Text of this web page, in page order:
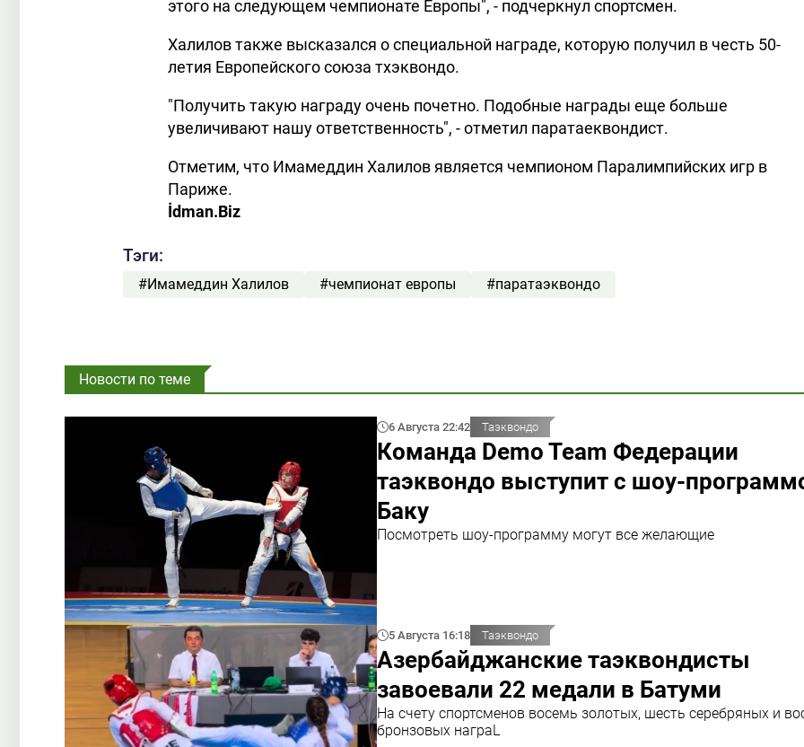
этого на следующем чемпионате Европы", - подчеркнул спортсмен.
Халилов также высказался о специальной награде, которую получил в честь 50-
летия Европейского союза тхэквондо.
"Получить такую награду очень почетно. Подобные награды еще больше
увеличивают нашу ответственность", - отметил паратаеквондист.
Отметим, что Имамеддин Халилов является чемпионом Паралимпийских игр в
Париже.
İdman.Biz
Тэги:
#Имамеддин Халилов #чемпионат европы #паратаэквондо
Новости по теме
6 Августа 22:42 Таэквондо
Команда Demo Team Федерации
таэквондо выступит с шоу-
Баку
Посмотреть шоу-программу могут все желающие
5 Августа 16:18 Таэквондо
Азербайджанские таэквондисты
завоевали 22 медали в Батуми
На счету спортсменов восемь золотых, шесть серебряных и
бронзовых награL